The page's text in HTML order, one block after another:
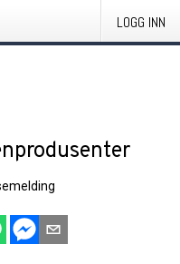
LOGG INN